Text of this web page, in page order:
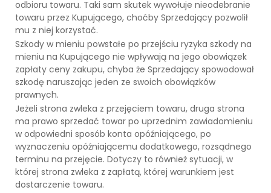
odbioru towaru. Taki sam skutek wywołuje nieodebranie
towaru przez Kupującego, choćby Sprzedający pozwolił
mu z niej korzystać.
Szkody w mieniu powstałe po przejściu ryzyka szkody na
mieniu na Kupującego nie wpływają na jego obowiązek
zapłaty ceny zakupu, chyba że Sprzedający spowodował
szkodę naruszając jeden ze swoich obowiązków
prawnych.
Jeżeli strona zwleka z przejęciem towaru, druga strona
ma prawo sprzedać towar po uprzednim zawiadomieniu
w odpowiedni sposób konta opóźniającego, po
wyznaczeniu opóźniającemu dodatkowego, rozsądnego
terminu na przejęcie. Dotyczy to również sytuacji, w
której strona zwleka z zapłatą, której warunkiem jest
dostarczenie towaru.